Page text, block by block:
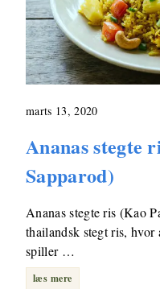
marts 13, 2020
Ananas stegte
Sapparod)
Ananas stegte ris (Kao
thailandsk stegt ris, hvor
spiller …
læs mere